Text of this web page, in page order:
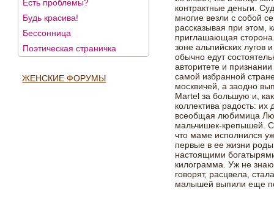
Есть проблемы?
Будь красива!
Бессонница
Поэтическая страничка
ЖЕНСКИЕ ФОРУМЫ
контрактные деньги.
многие везли с собой
рассказывая при этом,
приглашающая
зоне альпийских лугов
обычно едут
авторитете и
самой избранной
москвичей, а заодно
Martel за большую и,
коллектива радость:
всеобщая любимица
мальчишек-крепышей.
что маме исполнился
первые в ее жизни
настоящими
килограмма. Уж не
говорят, расцвела,
малышей выпили еще